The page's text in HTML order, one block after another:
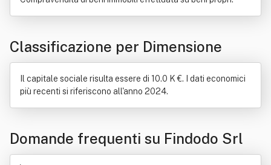
Classificazione per Dimensione
Il capitale sociale risulta essere di 10.0 K €. I dati economici
più recenti si riferiscono all'anno 2024.
Domande frequenti su Findodo Srl